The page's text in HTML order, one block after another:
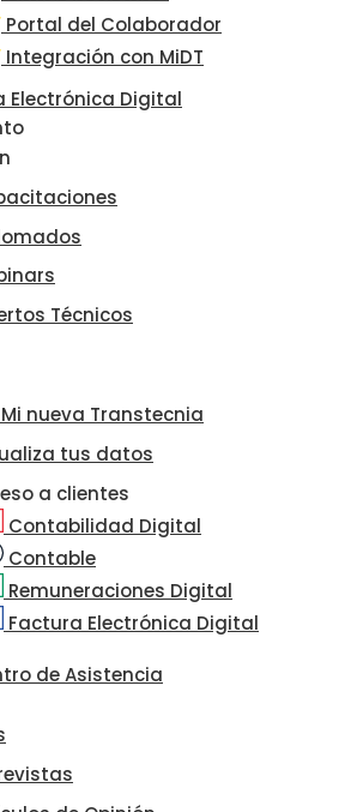
Portal del Colaborador
Integración con MiDT
Electrónica Digital
Técnicos
nueva Transtecnia
tus datos
a clientes
Contabilidad Digital
Contable
Remuneraciones Digital
Factura Electrónica Digital
de Asistencia